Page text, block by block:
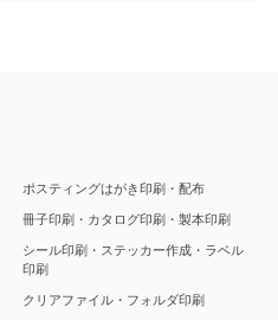
ポスティングはがき印刷・配布
冊子印刷・カタログ印刷・製本印刷
シール印刷・ステッカー作成・ラベル
印刷
クリアファイル・フォルダ印刷